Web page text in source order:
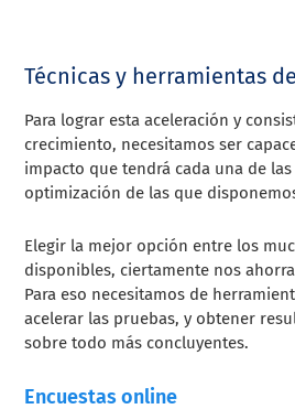
Técnicas y herramientas
Para lograr esta aceleración y
crecimiento, necesitamos ser
impacto que tendrá cada una de
optimización de las que
Elegir la mejor opción entre los
disponibles, ciertamente nos
Para eso necesitamos de
acelerar las pruebas, y obtener
sobre todo más concluyentes.
Encuestas online